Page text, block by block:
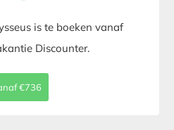
is te boeken vanaf
Discounter.
€736